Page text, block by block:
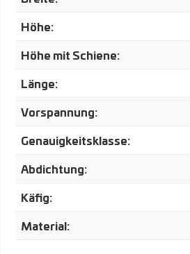
Höhe:
Höhe mit Schiene:
Länge:
Vorspannung:
Genauigkeitsklasse:
Abdichtung:
Käfig:
Material: